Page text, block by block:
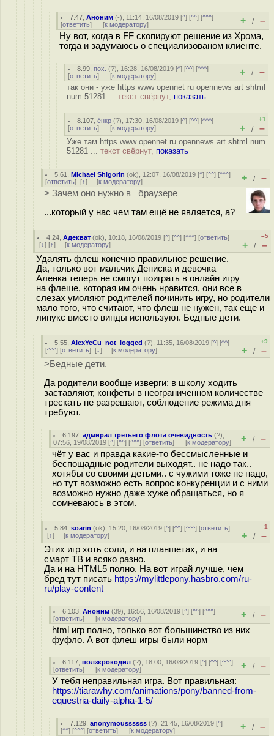
7.47 ,Аноним (-), 11:14, 16/08/2019 [^] [^^] [^^^]
[ответить] [к модератору] + / –
Ну вот, когда в FF скопируют решение из Хрома,
тогда и задумаюсь о специализованом клиенте.
8.99 ,пох. (?), 16:28, 16/08/2019 [^] [^^] [^^^]
[ответить] [к модератору] + / –
так они - уже https www opennet ru opennews art shtml
num 51281 ... текст свёрнут, показать
8.107 ,ёнкр (?), 17:30, 16/08/2019 [^] [^^] [^^^]
[ответить] [к модератору]
+1
+ / –
Уже там https www opennet ru opennews art shtml num
51281 ... текст свёрнут, показать
5.61 ,Michael Shigorin (ok), 12:07, 16/08/2019 [^] [^^] [^^^]
[ответить] [↑] [к модератору] + / –
> Зачем оно нужно в _браузере_
...который у нас чем там ещё не является, а?
4.24 ,Адекват (ok), 10:18, 16/08/2019 [^] [^^] [^^^] [ответить]
[↓] [↑] [к модератору]
–5
+ / –
Удалять флеш конечно правильное решение.
Да, только вот мальчик Дениска и девочка
Аленка теперь не смогут поиграть в онлайн игру
на флеше, которая им очень нравится, они все в
слезах умоляют родителей починить игру, но родители
мало того, что считают, что флеш не нужен, так еще и
линукс вместо винды используют. Бедные дети.
5.55 ,AlexYeCu_not_logged (?), 11:35, 16/08/2019 [^] [^^]
[^^^] [ответить] [↓] [к модератору]
+9
+ / –
>Бедные дети.
Да родители вообще изверги: в школу ходить
заставляют, конфеты в неограниченном количестве
трескать не разрешают, соблюдение режима дня
требуют.
6.197 ,адмирал третьего флота очевидность (?),
07:56, 19/08/2019 [^] [^^] [^^^] [ответить] [к модератору] + / –
чёт у вас и правда какие-то бессмысленные и
беспощадные родители выходят.. не надо так..
хотябы со своими детьми.. с чужими тоже не надо,
но тут возможно есть вопрос конкуренции и с ними
возможно нужно даже хуже обращаться, но я
сомневаюсь в этом.
5.84 ,soarin (ok), 15:20, 16/08/2019 [^] [^^] [^^^] [ответить]
[↑] [к модератору]
–1
+ / –
Этих игр хоть соли, и на планшетах, и на
смарт ТВ и всяко разно.
Да и на HTML5 полно. На вот играй лучше, чем
бред тут писать https://mylittlepony.hasbro.com/ru-
ru/play-content
6.103 ,Аноним (39), 16:56, 16/08/2019 [^] [^^] [^^^]
[ответить] [к модератору] + / –
html игр полно, только вот большинство из них
фуфло. А вот флеш игры были норм
6.117 ,ползкрокодил (?), 18:00, 16/08/2019 [^] [^^] [^^^]
[ответить] [к модератору] + / –
У тебя неправильная игра. Вот правильная:
https://tiarawhy.com/animations/pony/banned-from-
equestria-daily-alpha-1-5/
7.129 ,anonymoussssss (?), 21:45, 16/08/2019 [^]
[^^] [^^^] [ответить] [к модератору] + / –